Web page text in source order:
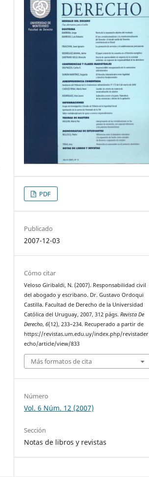
PDF
Publicado
2007-12-03
Cómo citar
Veloso Giribaldi, N. (2007). Responsabilidad civil
del abogado y escribano. Dr. Gustavo Ordoqui
Castilla. Facultad de Derecho de la Universidad
Católica del Uruguay, 2007, 312 págs.Revista De
Derecho,6(12), 233–234. Recuperado a partir de
https://revistas.um.edu.uy/index.php/revistader
echo/article/view/833
Más formatos de cita
Número
Vol. 6 Núm. 12 (2007)
Sección
Notas de libros y revistas